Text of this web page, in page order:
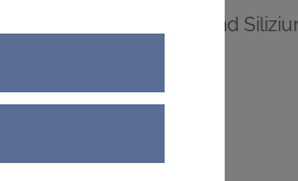
mit Ceramiden und
Vitalität.